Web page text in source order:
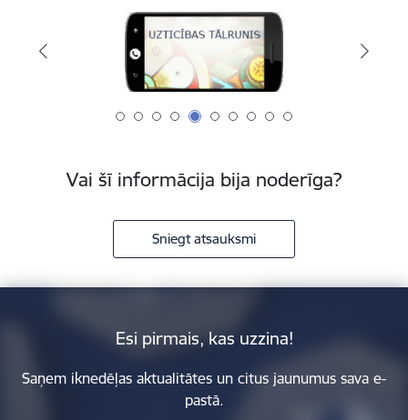
Vai šī informācija bija noderīga?
Sniegt atsauksmi
Esi pirmais, kas uzzina!
Saņem iknedēļas aktualitātes un citus jaunumus sava e-
pastā.